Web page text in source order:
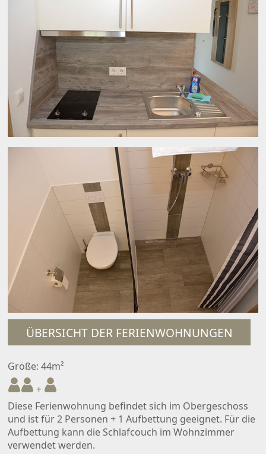
ÜBERSICHT DER FERIENWOHNUNGEN
Größe: 44m²
+
Diese Ferienwohnung befindet sich im Obergeschoss
und ist für 2 Personen + 1 Aufbettung geeignet. Für die
Aufbettung kann die Schlafcouch im Wohnzimmer
verwendet werden.